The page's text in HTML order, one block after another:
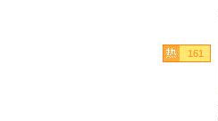
161